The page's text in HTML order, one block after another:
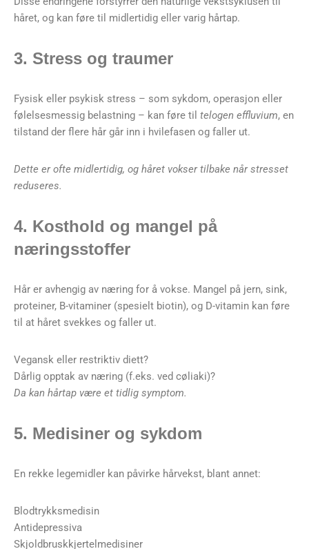
håret, og kan føre til midlertidig eller varig hårtap.
3. Stress og traumer
Fysisk eller psykisk stress – som sykdom, operasjon eller
følelsesmessig belastning – kan føre til telogen effluvium, en
tilstand der flere hår går inn i hvilefasen og faller ut.
Dette er ofte midlertidig, og håret vokser tilbake når stresset
reduseres.
4. Kosthold og mangel på
næringsstoffer
Hår er avhengig av næring for å vokse. Mangel på jern, sink,
proteiner, B-vitaminer (spesielt biotin), og D-vitamin kan føre
til at håret svekkes og faller ut.
Vegansk eller restriktiv diett?
Dårlig opptak av næring (f.eks. ved cøliaki)?
Da kan hårtap være et tidlig symptom.
5. Medisiner og sykdom
En rekke legemidler kan påvirke hårvekst, blant annet:
Blodtrykksmedisin
Antidepressiva
Skjoldbruskkjertelmedisiner